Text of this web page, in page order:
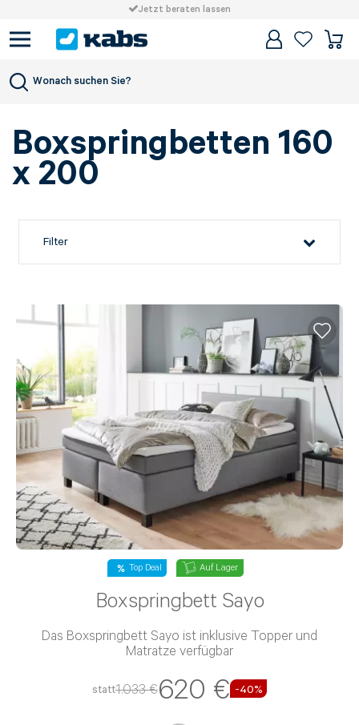
Jetzt beraten lassen
Boxspringbetten 160
x 200
Filter
Top Deal Auf Lager
Boxspringbett Sayo
Das Boxspringbett Sayo ist inklusive Topper und
Matratze verfügbar
statt1.033 €620 € -40%